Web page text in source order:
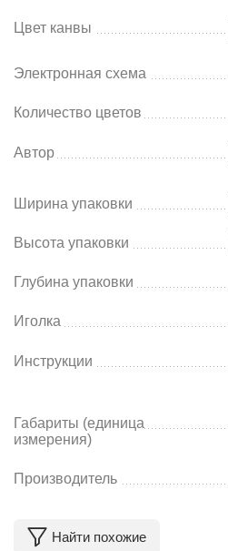
Цвет канвы
Электронная схема
Количество цветов
Автор
Ширина упаковки
Высота упаковки
Глубина упаковки
Иголка
Инструкции
Габариты (единица
измерения)
Производитель
Найти похожие